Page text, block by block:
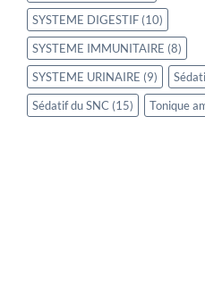
SYSTEME DIGESTIF (10)
SYSTEME IMMUNITAIRE (8)
SYSTEME URINAIRE (9)
Sédatif du SNC (15) Tonique